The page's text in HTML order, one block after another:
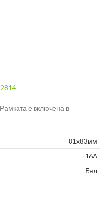
е включена в
81х83мм
16А
Бял